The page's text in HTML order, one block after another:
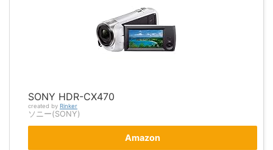
SONY HDR-CX470
created by Rinker
ソニー(SONY)
Amazon